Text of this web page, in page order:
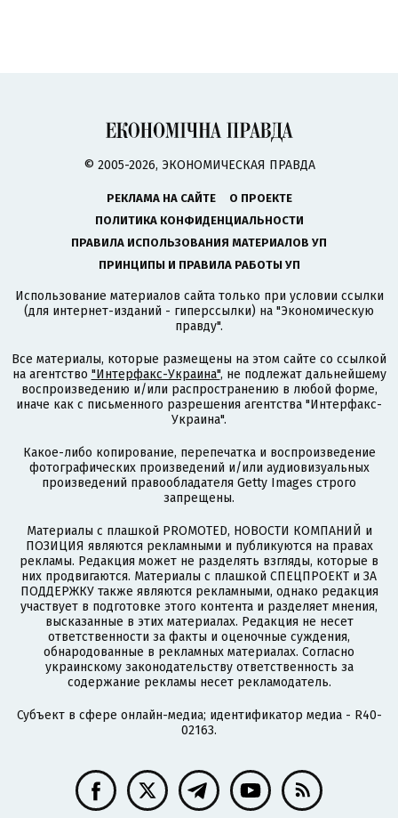
© 2005-2026, ЭКОНОМИЧЕСКАЯ ПРАВДА
РЕКЛАМА НА САЙТЕ
О ПРОЕКТЕ
ПОЛИТИКА КОНФИДЕНЦИАЛЬНОСТИ
ПРАВИЛА ИСПОЛЬЗОВАНИЯ МАТЕРИАЛОВ УП
ПРИНЦИПЫ И ПРАВИЛА РАБОТЫ УП
Использование материалов сайта только при условии ссылки
(для интернет-изданий - гиперссылки) на "Экономическую
правду".
Все материалы, которые размещены на этом сайте со ссылкой
на агентство "Интерфакс-Украина", не подлежат дальнейшему
воспроизведению и/или распространению в любой форме,
иначе как с письменного разрешения агентства "Интерфакс-
Украина".
Какое-либо копирование, перепечатка и воспроизведение
фотографических произведений и/или аудиовизуальных
произведений правообладателя Getty Images строго
запрещены.
Материалы с плашкой PROMOTED, НОВОСТИ КОМПАНИЙ и
ПОЗИЦИЯ являются рекламными и публикуются на правах
рекламы. Редакция может не разделять взгляды, которые в
них продвигаются. Материалы с плашкой СПЕЦПРОЕКТ и ЗА
ПОДДЕРЖКУ также являются рекламными, однако редакция
участвует в подготовке этого контента и разделяет мнения,
высказанные в этих материалах. Редакция не несет
ответственности за факты и оценочные суждения,
обнародованные в рекламных материалах. Согласно
украинскому законодательству ответственность за
содержание рекламы несет рекламодатель.
Субъект в сфере онлайн-медиа; идентификатор медиа - R40-
02163.